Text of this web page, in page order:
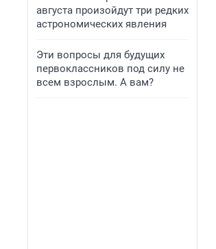
августа произойдут три редких
астрономических явления
Эти вопросы для будущих
первоклассников под силу не
всем взрослым. А вам?